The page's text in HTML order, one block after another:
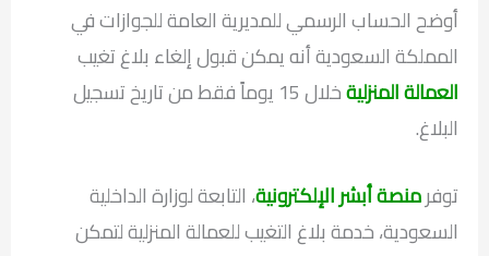
أوضح الحساب الرسمي للمديرية العامة للجوازات في
المملكة السعودية أنه يمكن قبول إلغاء بلاغ تغيب
العمالة المنزلية
خلال 15 يوماً فقط من تاريخ تسجيل
البلاغ.
توفرمنصة أبشر الإلكترونية، التابعة لوزارة الداخلية
السعودية، خدمة بلاغ التغيب للعمالة المنزلية لتمكن